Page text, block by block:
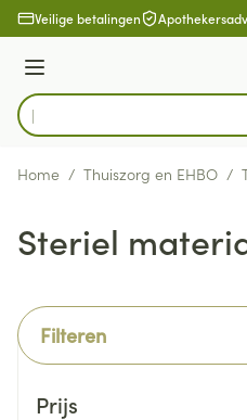
Ga naar de inhoud
Veilige betalingen
Menu
Product, merk, categorie...
Home / Thuiszorg en EHBO /
Steriel
Filteren
Prijs